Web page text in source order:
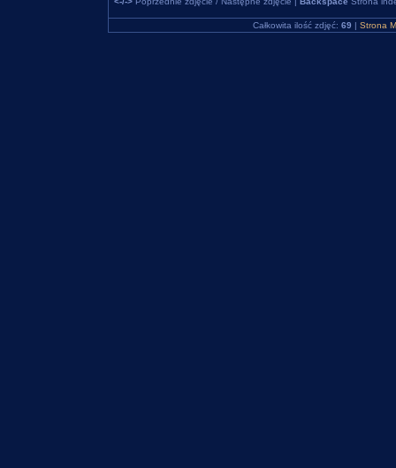
Całkowita ilość zdjęć: 69 | Strona